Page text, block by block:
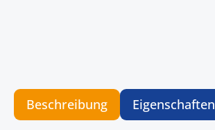
Beschreibung Eigenschaften